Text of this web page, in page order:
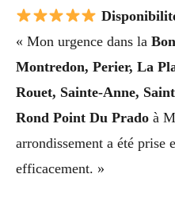
« Mon urgence dans la
Montredon, Perier, La
Rouet, Sainte-Anne,
Rond Point Du Prado à
arrondissement a été prise
efficacement. »